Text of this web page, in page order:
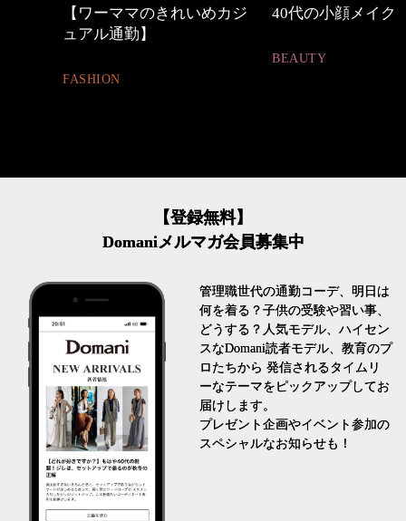
【ワーママのきれいめカジ
ュアル通勤】
FASHION
40代の小顔メイク
BEAUTY
【登録無料】
Domaniメルマガ会員募集中
管理職世代の通勤コーデ、明日は
何を着る？子供の受験や習い事、
どうする？人気モデル、ハイセン
スなDomani読者モデル、教育のプ
ロたちから 発信されるタイムリ
ーなテーマをピックアップしてお
届けします。
プレゼント企画やイベント参加の
スペシャルなお知らせも！